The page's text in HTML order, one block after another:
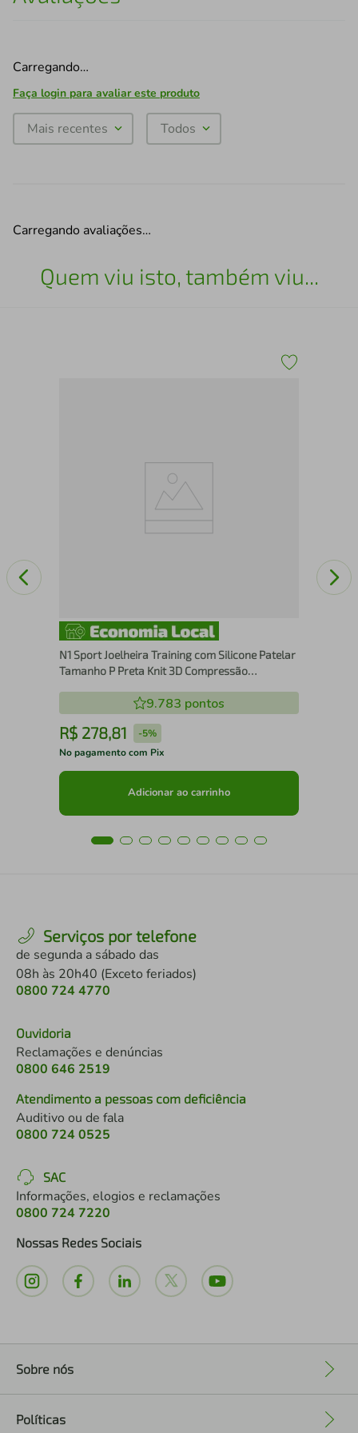
Carregando…
Faça login para avaliar este produto
Mais recentes Todos
Carregando avaliações…
Quem viu isto, também viu...
N1 Sport Joelheira Training com Silicone Patelar
Tamanho P Preta Knit 3D Compressão
9.783 pontos
R$ 278,81 -5%
No pagamento com Pix
Adicionar ao carrinho
Serviços por telefone
de segunda a sábado das
08h às 20h40 (Exceto feriados)
0800 724 4770
Ouvidoria
Reclamações e denúncias
0800 646 2519
Atendimento a pessoas com deficiência
Auditivo ou de fala
0800 724 0525
SAC
Informações, elogios e reclamações
0800 724 7220
Nossas Redes Sociais
Sobre nós
Políticas